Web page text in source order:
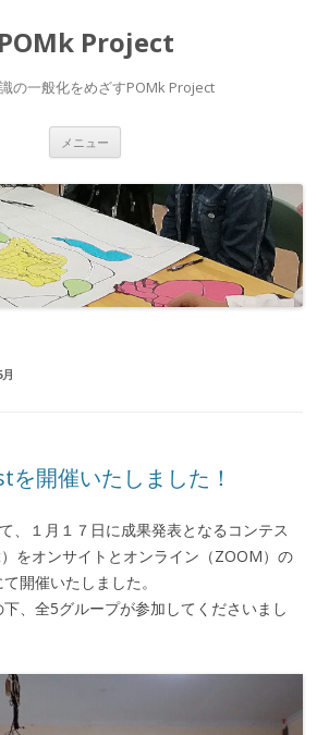
POMk Project
の一般化をめざすPOMk Project
メニュー
ン
ツ
へ
ス
ッ
を開催いたしました！
、１月１７日に成果発表となるコンテス
をオンサイトとオンライン（ZOOM）の
開催いたしました。
、全5グループが参加してくださいまし